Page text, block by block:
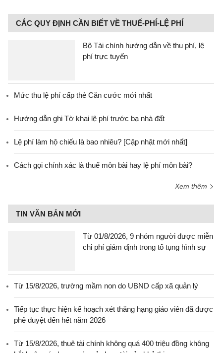
CÁC QUY ĐỊNH CẦN BIẾT VỀ THUẾ-PHÍ-LỆ PHÍ
Bộ Tài chính hướng dẫn về thu phí, lệ
phí trực tuyến
Mức thu lệ phí cấp thẻ Căn cước mới nhất
Hướng dẫn ghi Tờ khai lệ phí trước bạ nhà đất
Lệ phí làm hộ chiếu là bao nhiêu? [Cập nhật mới nhất]
Cách gọi chính xác là thuế môn bài hay lệ phí môn bài?
Xem thêm
TIN VĂN BẢN MỚI
Từ 01/8/2026, 9 nhóm người được miễn
chi phí giám định trong tố tụng hình sự
Từ 15/8/2026, trường mầm non do UBND cấp xã quản lý
Tiếp tục thực hiện kế hoạch xét thăng hạng giáo viên đã được
phê duyệt đến hết năm 2026
Từ 15/8/2026, thuê tài chính không quá 400 triệu đồng không